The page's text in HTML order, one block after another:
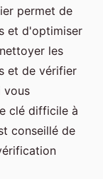
permet de
et d'optimiser
les
et de vérifier
vous
clé difficile à
conseillé de